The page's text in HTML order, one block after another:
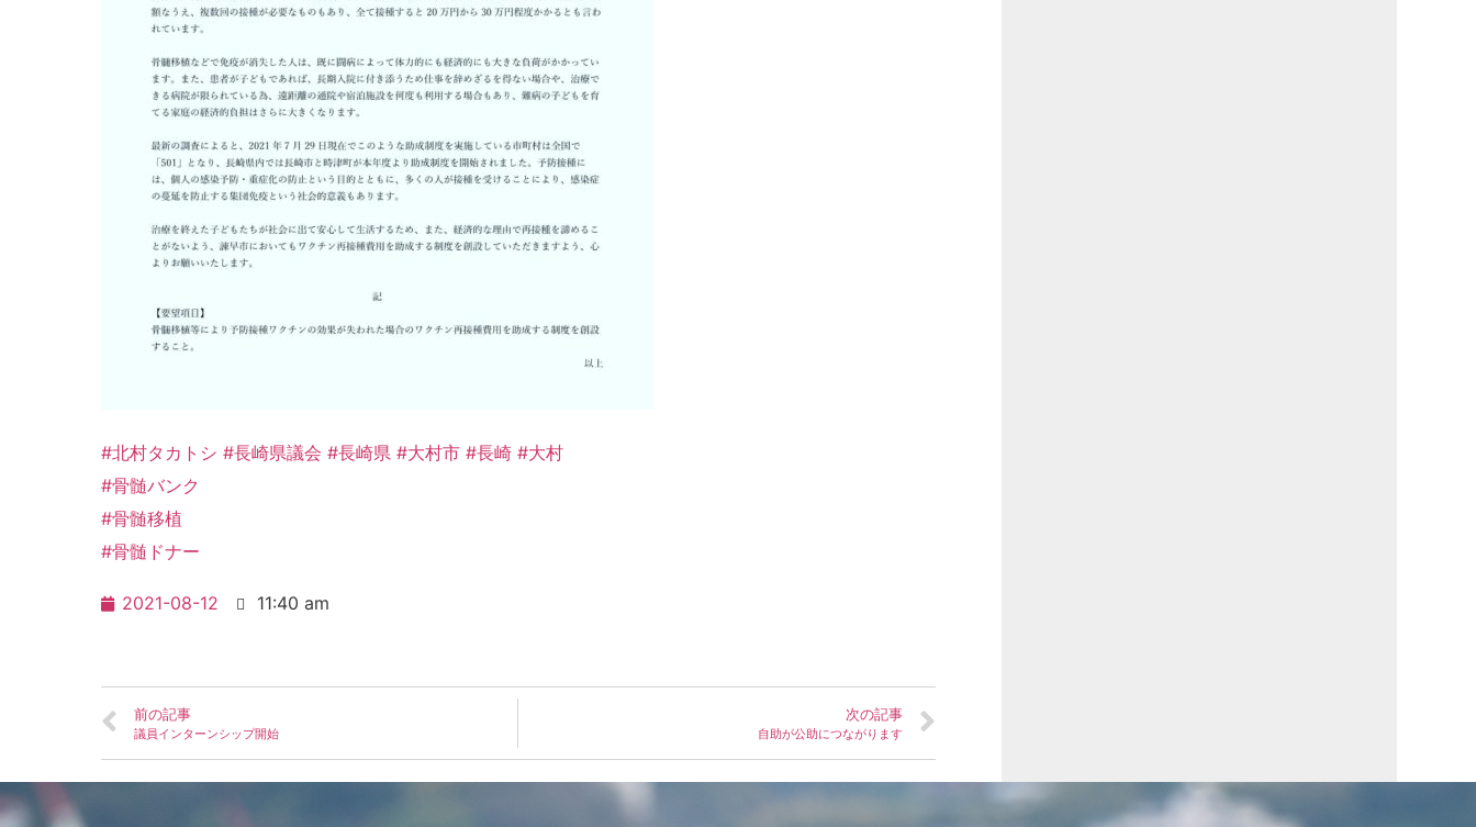
#北村タカトシ #長崎県議会 #長崎県 #大村市 #長崎 #大村
#骨髄バンク
#骨髄移植
#骨髄ドナー
2021-08-12 11:40 am
前の記事
議員インターンシップ開始
次の記事
自助が公助につながります